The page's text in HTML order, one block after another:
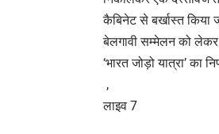
कैबिनेट से बर्खास्त किया
बेलगावी सम्मेलन को
‘भारत जोड़ो यात्रा’ का
,
लाइव 7